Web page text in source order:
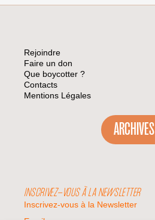
Rejoindre
Faire un don
Que boycotter ?
Contacts
Mentions Légales
ARCHIVES
INSCRIVEZ-VOUS À LA NEWSLETTER
Inscrivez-vous à la Newsletter